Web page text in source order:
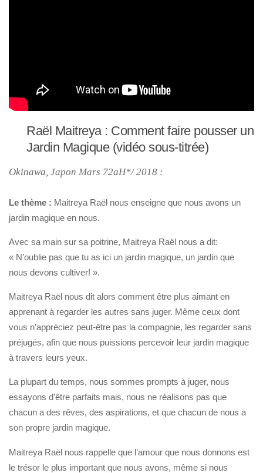
Raël Maitreya : Comment faire pousser un
Jardin Magique (vidéo sous-titrée)
Okinawa, Japon Mars 72aH*/ 2018 :
Le thème : Maitreya Raël nous enseigne que nous avons un
jardin magique en nous.
Avec sa main sur sa poitrine, Maitreya Raël nous a dit:
« N’oublie pas que tu as ici un jardin magique, un jardin que
nous devons cultiver! ».
Maitreya Raël nous dit alors comment être plus aimant en
apprenant à regarder les autres sans juger. Même ceux dont
vous n’appréciez peut-être pas la compagnie, les regarder sans
préjugés, afin que nous puissions percevoir leur jardin magique
à travers leurs yeux.
La plupart du temps, nous sommes prompts à juger, nous
essayons d’être parfaits mais, nous ne réalisons pas que
chacun a des rêves, des aspirations, et que chacun de nous a
son propre jardin magique.
Maitreya Raël nous rappelle que l’amour que nous donnons est
le trésor le plus important que nous avons, même si nous